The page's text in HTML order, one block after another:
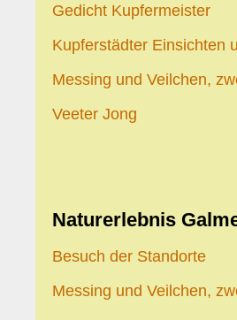
Gedicht Kupfermeister
Kupferstädter Einsichten
Messing und Veilchen,
Veeter Jong
Naturerlebnis
Besuch der Standorte
Messing und Veilchen,